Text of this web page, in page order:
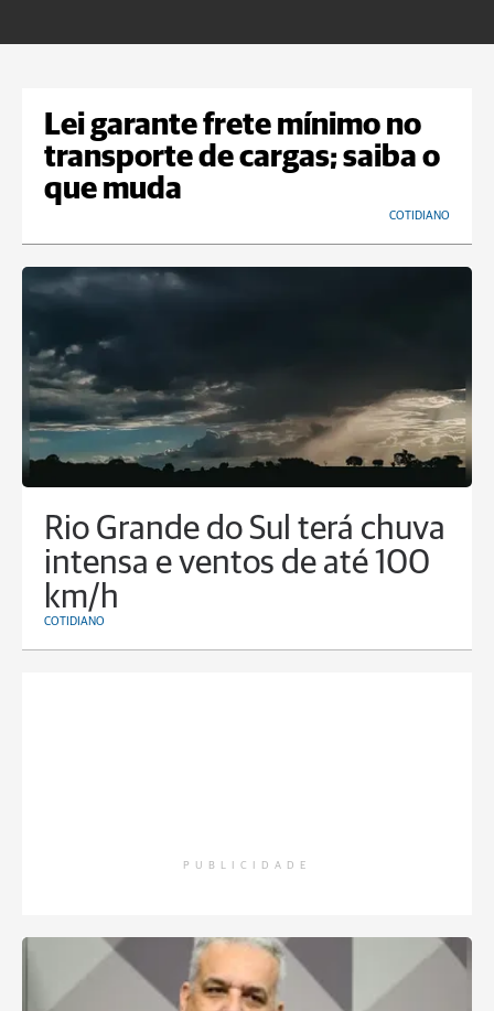
Lei garante frete mínimo no
transporte de cargas; saiba o
que muda
COTIDIANO
Rio Grande do Sul terá chuva
intensa e ventos de até 100
km/h
COTIDIANO
PUBLICIDADE